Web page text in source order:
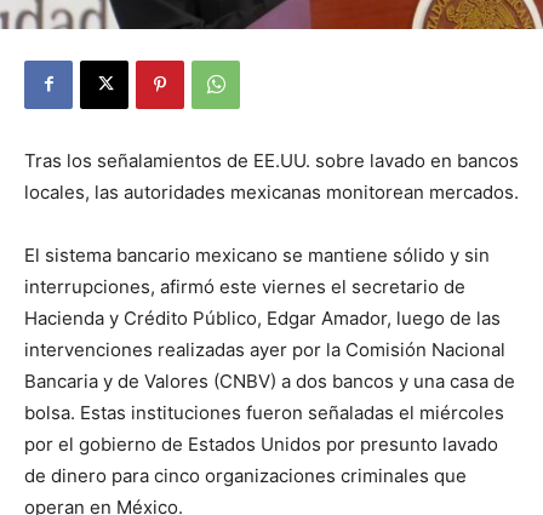
Tras los señalamientos de EE.UU. sobre lavado en bancos
locales, las autoridades mexicanas monitorean mercados.
El sistema bancario mexicano se mantiene sólido y sin
interrupciones, afirmó este viernes el secretario de
Hacienda y Crédito Público, Edgar Amador, luego de las
intervenciones realizadas ayer por la Comisión Nacional
Bancaria y de Valores (CNBV) a dos bancos y una casa de
bolsa. Estas instituciones fueron señaladas el miércoles
por el gobierno de Estados Unidos por presunto lavado
de dinero para cinco organizaciones criminales que
operan en México.